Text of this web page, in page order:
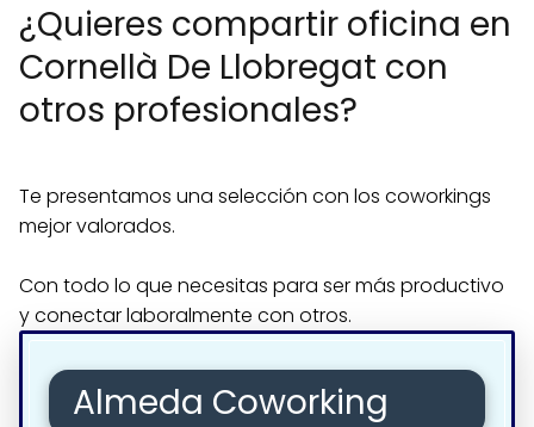
¿Quieres compartir oficina en
Cornellà De Llobregat con
otros profesionales?
Te presentamos una selección con los coworkings
mejor valorados.
Con todo lo que necesitas para ser más productivo
y conectar laboralmente con otros.
Almeda Coworking